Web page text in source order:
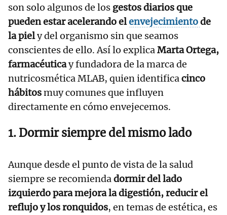
son solo algunos de los gestos diarios que
pueden estar acelerando elenvejecimientode
la piely del organismo sin que seamos
conscientes de ello. Así lo explicaMarta Ortega,
farmacéuticay fundadora de la marca de
nutricosmética MLAB, quien identificacinco
hábitosmuy comunes que influyen
directamente en cómo envejecemos.
1. Dormir siempre del mismo lado
Aunque desde el punto de vista de la salud
siempre se recomiendadormir del lado
izquierdo para mejora la digestión, reducir el
reflujo y los ronquidos, en temas de estética, es